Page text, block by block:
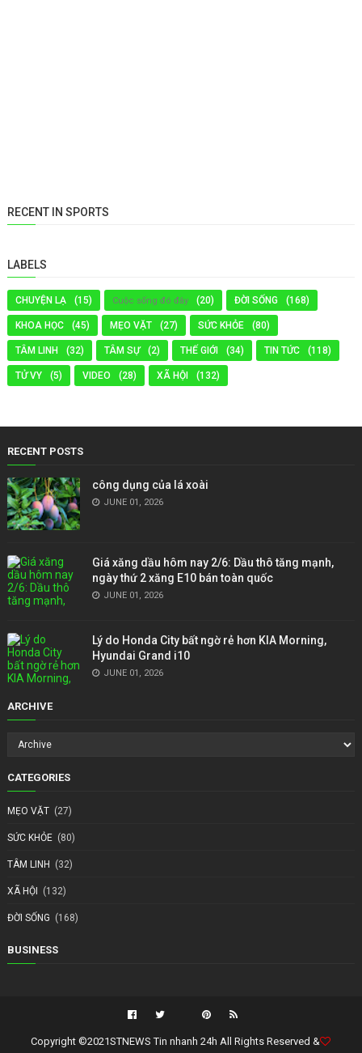
RECENT IN SPORTS
LABELS
CHUYỆN LẠ (15) Cuộc sống đó đây (20) ĐỜI SỐNG (168)
KHOA HỌC (45) MẸO VẶT (27) SỨC KHỎE (80)
TÂM LINH (32) TÂM SỰ (2) THẾ GIỚI (34) TIN TỨC (118)
TỬ VY (5) VIDEO (28) XÃ HỘI (132)
RECENT POSTS
công dụng của lá xoài
JUNE 01, 2026
Giá xăng dầu hôm nay 2/6: Dầu thô tăng mạnh,
ngày thứ 2 xăng E10 bán toàn quốc
JUNE 01, 2026
Lý do Honda City bất ngờ rẻ hơn KIA Morning,
Hyundai Grand i10
JUNE 01, 2026
ARCHIVE
CATEGORIES
MẸO VẶT (27)
SỨC KHỎE (80)
TÂM LINH (32)
XÃ HỘI (132)
ĐỜI SỐNG (168)
BUSINESS
Copyright ©2021STNEWS Tin nhanh 24h All Rights Reserved &